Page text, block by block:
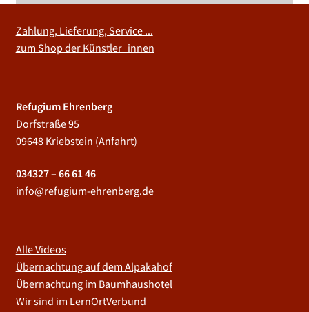
Zahlung, Lieferung, Service ...
zum Shop der Künstler_innen
Refugium Ehrenberg
Dorfstraße 95
09648 Kriebstein (Anfahrt)
034327 – 66 61 46
info@refugium-ehrenberg.de
Alle Videos
Übernachtung auf dem Alpakahof
Übernachtung im Baumhaushotel
Wir sind im LernOrtVerbund